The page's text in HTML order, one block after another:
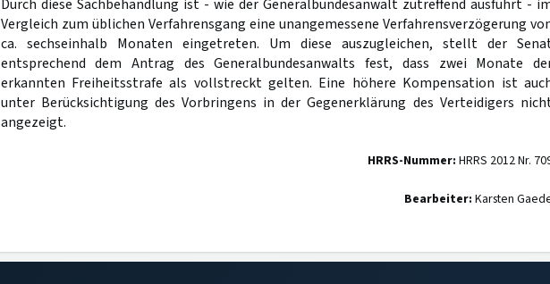
Durch diese Sachbehandlung ist - wie der Generalbundesanwalt zutreffend ausführt -
Vergleich zum üblichen Verfahrensgang eine unangemessene Verfahrensverzögerung
ca. sechseinhalb Monaten eingetreten. Um diese auszugleichen, stellt der
entsprechend dem Antrag des Generalbundesanwalts fest, dass zwei Monate
erkannten Freiheitsstrafe als vollstreckt gelten. Eine höhere Kompensation ist
unter Berücksichtigung des Vorbringens in der Gegenerklärung des Verteidigers
angezeigt.
HRRS-Nummer: HRRS 2012 Nr.
Bearbeiter: Karsten